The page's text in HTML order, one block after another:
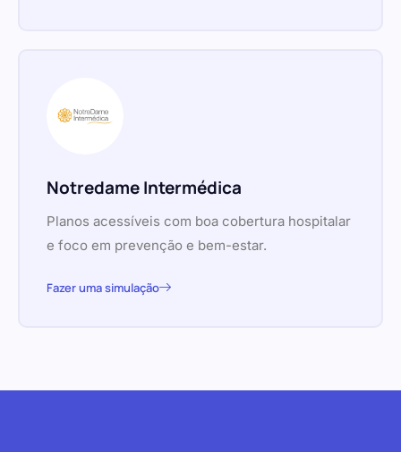
Notredame Intermédica
Planos acessíveis com boa cobertura hospitalar
e foco em prevenção e bem-estar.
Fazer uma simulação